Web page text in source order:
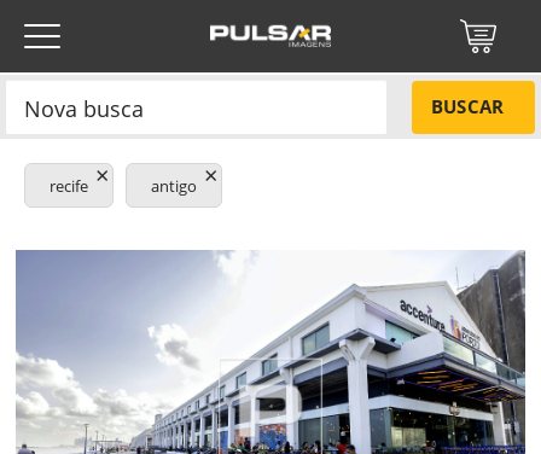
BUSCAR
recife × antigo ×
Título do projeto
Códigos
NÃO
SIM
Título do projeto
Tamanho P R$ 57,00